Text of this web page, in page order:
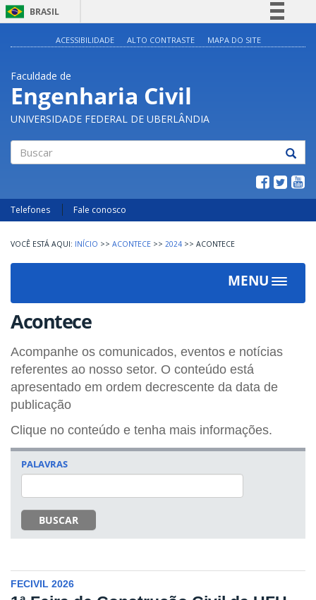
BRASIL
Legislação
Canais
ACESSIBILIDADE ALTO CONTRASTE MAPA DO SITE
Faculdade de
Engenharia Civil
UNIVERSIDADE FEDERAL DE UBERLÂNDIA
Telefones Fale conosco
INÍCIO >> ACONTECE >> 2024 >> ACONTECE
MENU
Toggle
Acontece
Acompanhe os comunicados, eventos e notícias
referentes ao nosso setor. O conteúdo está
apresentado em ordem decrescente da data de
publicação
Clique no conteúdo e tenha mais informações.
PALAVRAS
BUSCAR
FECIVIL 2026